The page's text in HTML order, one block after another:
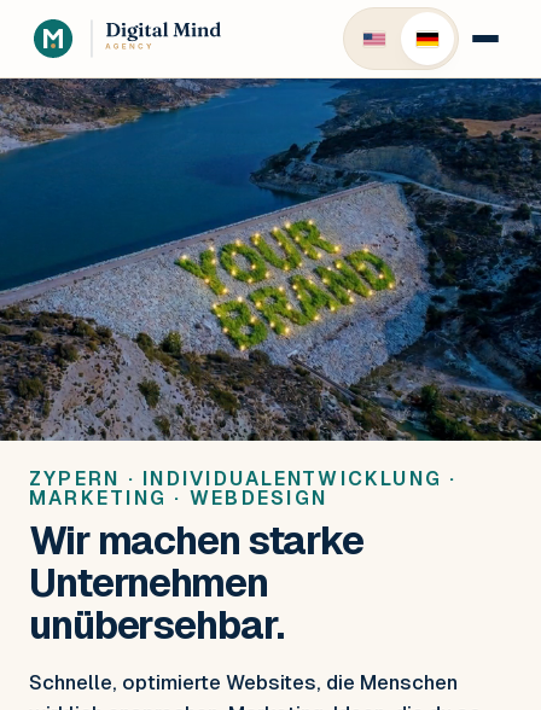
ZYPERN · INDIVIDUALENTWICKLUNG ·
MARKETING · WEBDESIGN
Wir machen starke
Unternehmen
unübersehbar.
Schnelle, optimierte Websites, die Menschen